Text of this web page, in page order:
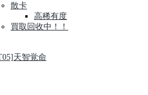
散卡
高稀有度
買取回收中！！
天智覚命